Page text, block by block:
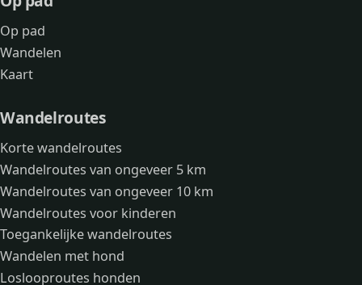
Op pad
Wandelen
Kaart
Wandelroutes
Korte wandelroutes
Wandelroutes van ongeveer 5 km
Wandelroutes van ongeveer 10 km
Wandelroutes voor kinderen
Toegankelijke wandelroutes
Wandelen met hond
Loslooproutes honden